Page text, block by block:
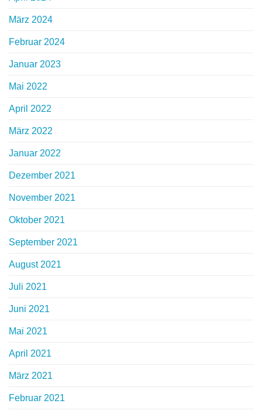
März 2024
Februar 2024
Januar 2023
Mai 2022
April 2022
März 2022
Januar 2022
Dezember 2021
November 2021
Oktober 2021
September 2021
August 2021
Juli 2021
Juni 2021
Mai 2021
April 2021
März 2021
Februar 2021